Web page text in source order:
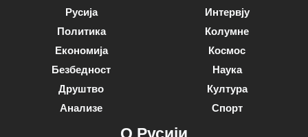
Русија
Политика
Економија
Безбедност
Друштво
Анализе
Интервју
Колумне
Космос
Наука
Култура
Спорт